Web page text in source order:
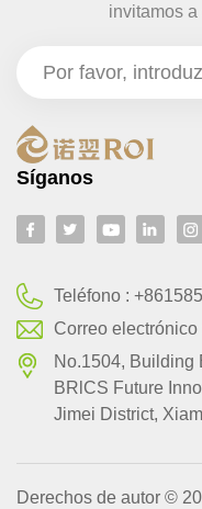
invitamos
Síganos
Teléfono :
Correo electrónico
No.1504, Building
BRlCS Future
Jimei District,
Derechos de autor ©